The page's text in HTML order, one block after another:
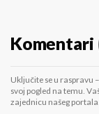
Komentari
Uključite se u raspravu
svoj pogled na temu.
zajednicu našeg portala.